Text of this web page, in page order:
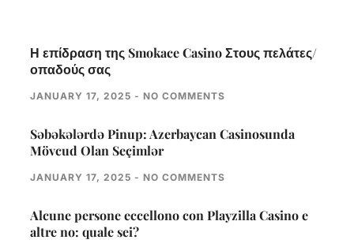
Η επίδραση της Smokace Casino Στους πελάτες/
οπαδούς σας
JANUARY 17, 2025 NO COMMENTS
Səbəkələrdə Pinup: Azerbaycan Casinosunda
Mövcud Olan Seçimlər
JANUARY 17, 2025 NO COMMENTS
Alcune persone eccellono con Playzilla Casino e
altre no: quale sei?